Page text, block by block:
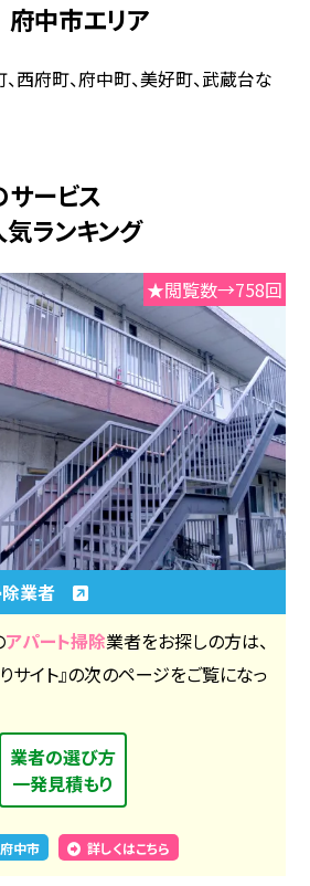
府中市エリア
西府町、府中町、美好町、武蔵台な
サービス
ランキング
★閲覧数→758回
除業者
アパート掃除業者をお探しの方は、
サイト』の次のページをご覧になっ
業者の選び方
一発見積もり
府中市 詳しくはこちら